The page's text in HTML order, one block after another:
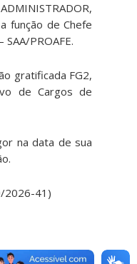
função de Chefe
PROAFE.
gratificada FG2,
de Cargos de
na data de sua
2026-41)